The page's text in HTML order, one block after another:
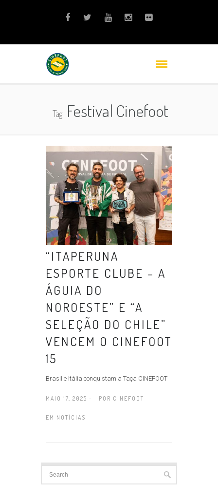
Tag:Festival Cinefoot
“ITAPERUNA
ESPORTE CLUBE – A
ÁGUIA DO
NOROESTE” E “A
SELEÇÃO DO CHILE”
VENCEM O CINEFOOT
15
Brasil e Itália conquistam a Taça CINEFOOT
MAIO 17, 2025 - POR CINEFOOT
EM NOTÍCIAS